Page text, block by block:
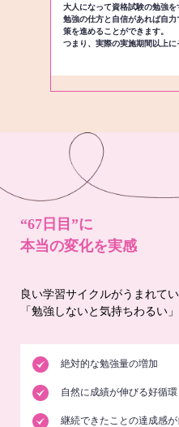
大人になって資格試験の勉強
勉強の仕方と自信があれば自
策を進めることができます。
つまり、実際の実施期間以上に
“67日目”に
本当の変化を実感
良い学習サイクルがうまれて
「勉強しないと気持ちわるい」
絶対的な勉強量の増加
自然に成績が伸びる好循環
継続できたことの達成感が